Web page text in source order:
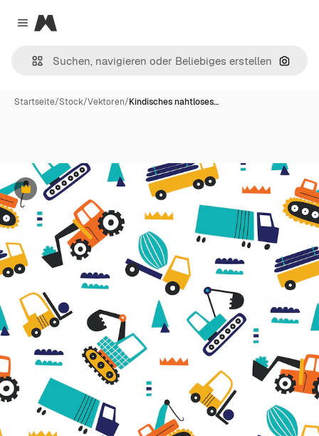
Close menu
Magnific
Nach
Startseite/Stock/Vektoren/Kindisches nahtloses…
Premium